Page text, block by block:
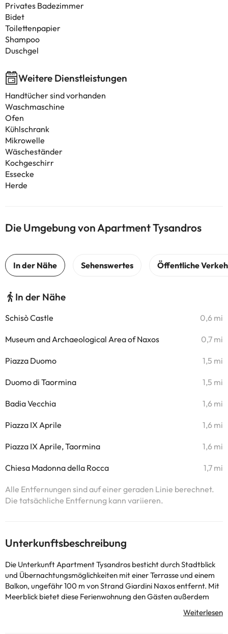
Privates Badezimmer
Bidet
Toilettenpapier
Shampoo
Duschgel
Weitere Dienstleistungen
Handtücher sind vorhanden
Waschmaschine
Ofen
Kühlschrank
Mikrowelle
Wäscheständer
Kochgeschirr
Essecke
Herde
Die Umgebung von Apartment Tysandros
In der Nähe
Schisò Castle 0,6 mi
Museum and Archaeological Area of Naxos 0,7 mi
Piazza Duomo 1,5 mi
Duomo di Taormina 1,5 mi
Badia Vecchia 1,6 mi
Piazza IX Aprile 1,6 mi
Piazza IX Aprile, Taormina 1,6 mi
Chiesa Madonna della Rocca 1,7 mi
Alle Entfernungen sind auf einer geraden Linie berechnet.
Die tatsächliche Entfernung kann variieren.
Unterkunftsbeschreibung
Die Unterkunft Apartment Tysandros besticht durch Stadtblick
und Übernachtungsmöglichkeiten mit einer Terrasse und einem
Balkon, ungefähr 100 m von Strand Giardini Naxos entfernt. Mit
Meerblick bietet diese Ferienwohnung den Gästen außerdem
besteht aus 1 Schlafzimmer, einem Wohnzimmer, einer voll